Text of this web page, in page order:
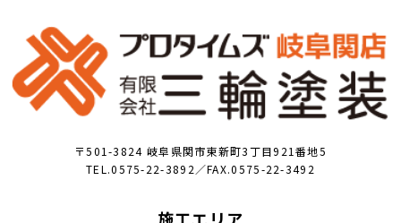
〒501-3824 岐阜県関市東新町3丁目921番地5
TEL.0575-22-3892／FAX.0575-22-3492